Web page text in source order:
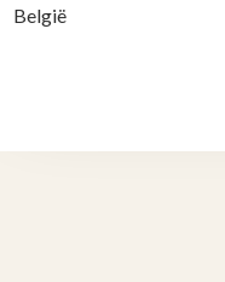
België